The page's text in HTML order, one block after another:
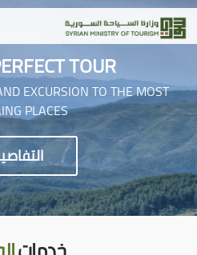
TOUR
EXCURSION TO THE MOST
PLACES